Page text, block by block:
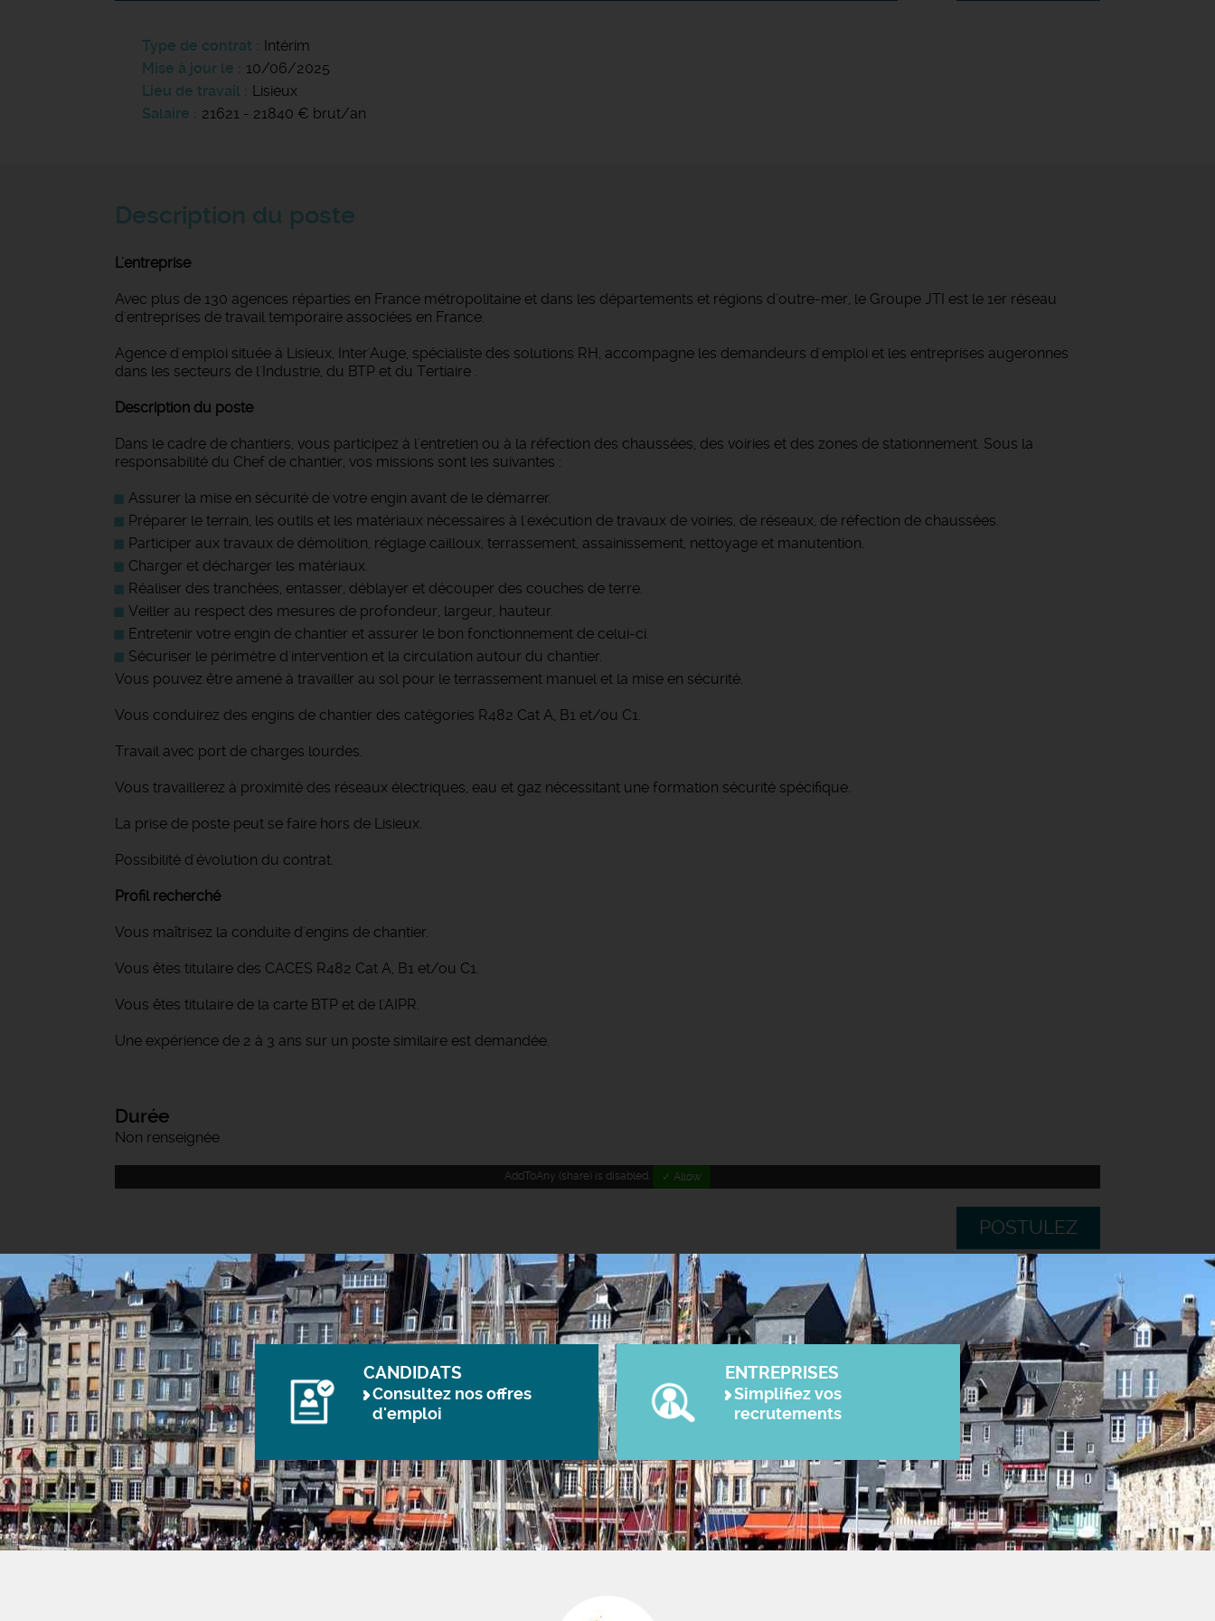
Type de contrat
Intérim
Mise à jour le
10/06/2025
Lieu de travail
Lisieux
Salaire
21621 - 21840 € brut/an
Description du poste
L'entreprise
Avec plus de 130 agences réparties en France métropolitaine et dans les départements et régions d'outre-mer, le Groupe JTI est le 1er réseau
d'entreprises de travail temporaire associées en France.
Agence d'emploi située à Lisieux, Inter'Auge, spécialiste des solutions RH, accompagne les demandeurs d'emploi et les entreprises augeronnes
dans les secteurs de l'Industrie, du BTP et du Tertiaire .
Description du poste
Dans le cadre de chantiers, vous participez à l'entretien ou à la réfection des chaussées, des voiries et des zones de stationnement. Sous la
responsabilité du Chef de chantier, vos missions sont les suivantes :
Assurer la mise en sécurité de votre engin avant de le démarrer.
Préparer le terrain, les outils et les matériaux nécessaires à l'exécution de travaux de voiries, de réseaux, de réfection de chaussées.
Participer aux travaux de démolition, réglage cailloux, terrassement, assainissement, nettoyage et manutention.
Charger et décharger les matériaux.
Réaliser des tranchées, entasser, déblayer et découper des couches de terre.
Veiller au respect des mesures de profondeur, largeur, hauteur.
Entretenir votre engin de chantier et assurer le bon fonctionnement de celui-ci.
Sécuriser le périmètre d'intervention et la circulation autour du chantier.
Vous pouvez être amené à travailler au sol pour le terrassement manuel et la mise en sécurité.
Vous conduirez des engins de chantier des catégories R482 Cat A, B1 et/ou C1.
Travail avec port de charges lourdes.
Vous travaillerez à proximité des réseaux électriques, eau et gaz nécessitant une formation sécurité spécifique.
La prise de poste peut se faire hors de Lisieux.
Possibilité d'évolution du contrat.
Profil recherché
Vous maîtrisez la conduite d'engins de chantier.
Vous êtes titulaire des CACES R482 Cat A, B1 et/ou C1.
Vous êtes titulaire de la carte BTP et de l'AIPR.
Une expérience de 2 à 3 ans sur un poste similaire est demandée.
Durée
Non renseignée
AddToAny (share) is disabled. ✓ Allow
POSTULEZ
CANDIDATS
Consultez nos offres
d'emploi
ENTREPRISES
Simplifiez vos
recrutements